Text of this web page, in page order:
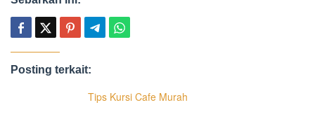
Posting terkait:
Tips Kursi Cafe Murah